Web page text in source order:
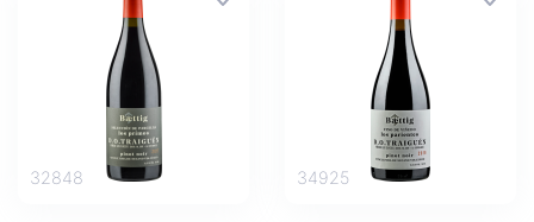
32848 34925